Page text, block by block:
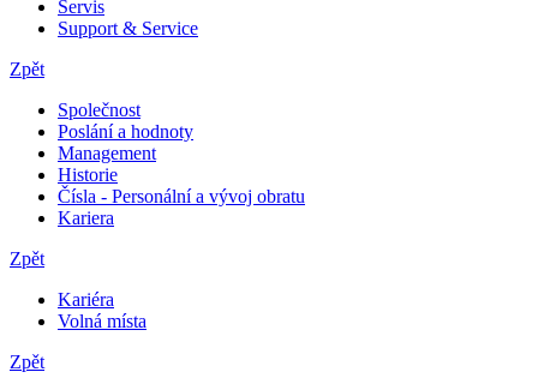
Servis
Support & Service
Zpět
Společnost
Poslání a hodnoty
Management
Historie
Čísla - Personální a vývoj obratu
Kariera
Zpět
Kariéra
Volná místa
Zpět